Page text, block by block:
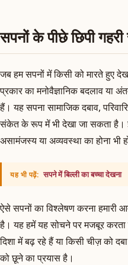
सपनों के पीछे छिपी
जब हम सपनों में किसी को मारते हुए
प्रकार का मनोवैज्ञानिक बदलाव या
हैं। यह सपना सामाजिक दबाव,
संकेत के रूप में भी देखा जा सकता है।
असामंजस्य या अव्यवस्था का होना भी
यह भी पढ़ें: सपने में बिल्ली का बच्चा देखना
ऐसे सपनों का विश्लेषण करना हमारी
है। यह हमें यह सोचने पर मजबूर
दिशा में बढ़ रहे हैं या किसी चीज़ को
को छूने का प्रयास है।